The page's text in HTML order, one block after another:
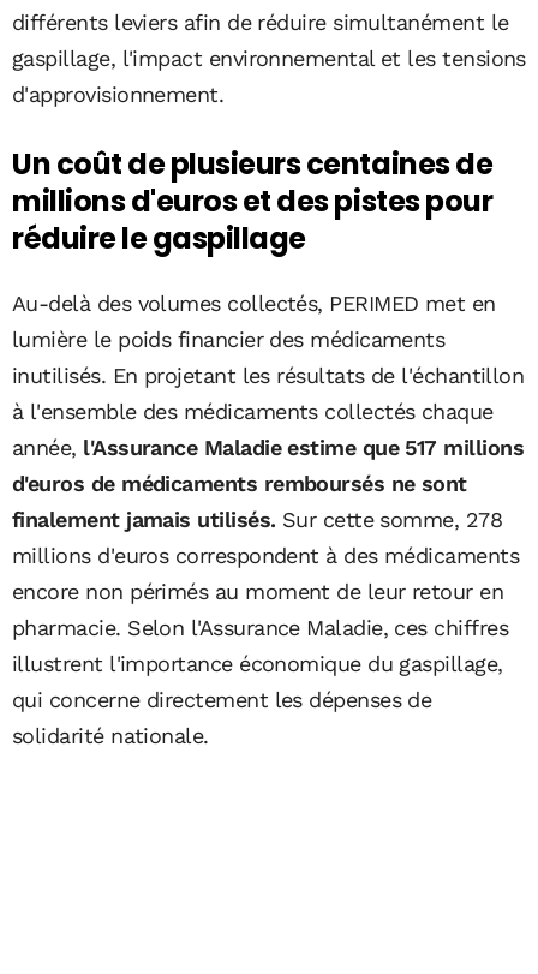
différents leviers afin de réduire simultanément le
gaspillage, l'impact environnemental et les tensions
d'approvisionnement.
Un coût de plusieurs centaines de
millions d'euros et des pistes pour
réduire le gaspillage
Au-delà des volumes collectés, PERIMED met en
lumière le poids financier des médicaments
inutilisés. En projetant les résultats de l'échantillon
à l'ensemble des médicaments collectés chaque
année, l'Assurance Maladie estime que 517 millions
d'euros de médicaments remboursés ne sont
finalement jamais utilisés. Sur cette somme, 278
millions d'euros correspondent à des médicaments
encore non périmés au moment de leur retour en
pharmacie. Selon l'Assurance Maladie, ces chiffres
illustrent l'importance économique du gaspillage,
qui concerne directement les dépenses de
solidarité nationale.